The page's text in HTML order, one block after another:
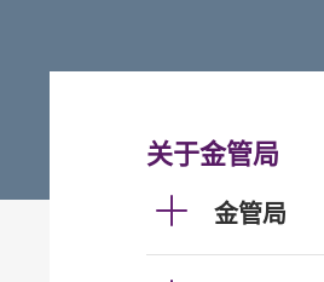
关于金管局
金管局